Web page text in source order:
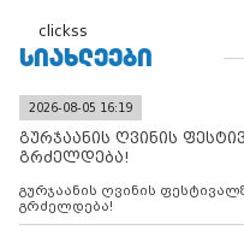
clickss
ᲡᲘᲐᲮᲚᲔᲔᲑᲘ
2026-08-05 16:19
გურჯაანის ღვინის
გრძელდება!
გურჯაანის ღვინის
გრძელდება!